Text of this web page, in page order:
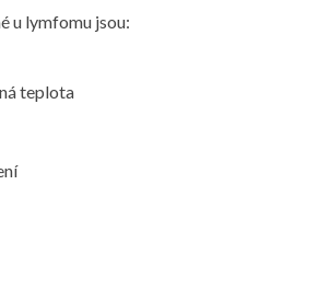
u lymfomu jsou:
teplota